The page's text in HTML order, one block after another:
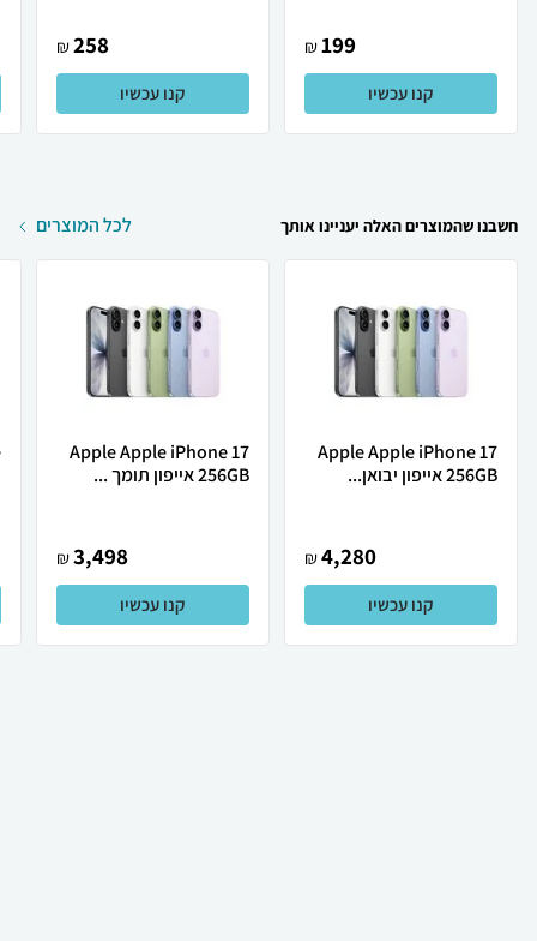
199
₪
קנו עכשיו
258
₪
קנו עכשיו
חשבנו שהמוצרים האלה יעניינו אותך לכל המוצרים
Apple Apple iPhone 17
256GB אייפון יבואן...
4,280
₪
קנו עכשיו
Apple Apple iPhone 17
256GB אייפון תומך ...
3,498
₪
קנו עכשיו